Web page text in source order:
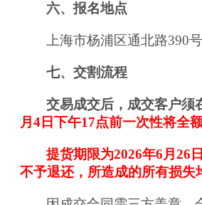
六、报名地点
上海市杨浦区通北路390
七、交割流程
交易成交后，成交客户须
月 4 日下午17点前一次性将全
提货期限为2026年6月26
不予退还，所造成的所有损失